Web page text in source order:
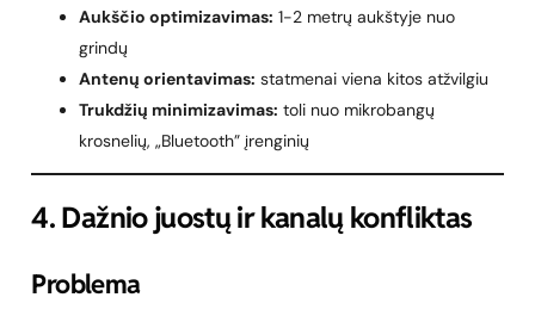
Aukščio optimizavimas: 1-2 metrų aukštyje nuo
grindų
Antenų orientavimas: statmenai viena kitos atžvilgiu
Trukdžių minimizavimas: toli nuo mikrobangų
krosnelių, „Bluetooth” įrenginių
4. Dažnio juostų ir kanalų konfliktas
Problema